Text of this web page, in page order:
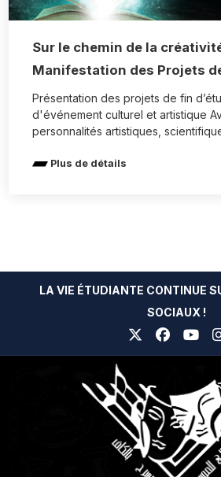
Sur le chemin de la
Manifestation des Projets
Présentation des projets de fin
d'événement culturel et artistique
personnalités artistiques,
Plus de détails
LA VIE ÉTUDIANTE CONTINUE
SOCIAUX !